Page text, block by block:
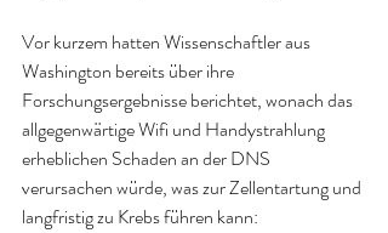
Vor kurzem hatten Wissenschaftler aus
Washington bereits über ihre
Forschungsergebnisse berichtet, wonach das
allgegenwärtige Wifi und Handystrahlung
erheblichen Schaden an der DNS
verursachen würde, was zur Zellentartung und
langfristig zu Krebs führen kann: